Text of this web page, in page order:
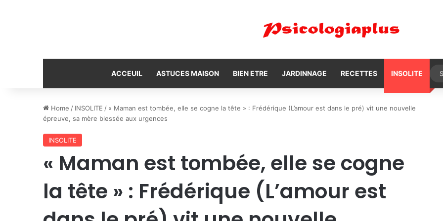
ACCEUIL ASTUCES MAISON BIEN ETRE JARDINNAGE RECETTES INSOLITE
Home / INSOLITE / « Maman est tombée, elle se cogne la tête » : Frédérique (L’amour est dans le pré) vit une nouvelle
épreuve, sa mère blessée aux urgences
INSOLITE
« Maman est tombée, elle se cogne
la tête » : Frédérique (L’amour est